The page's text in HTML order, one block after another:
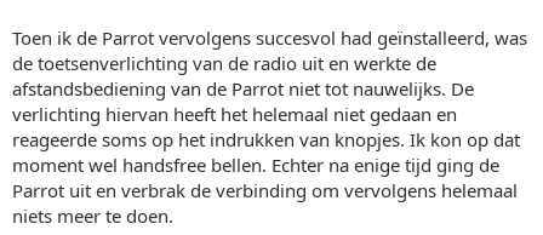
Toen ik de Parrot vervolgens succesvol had geïnstalleerd, was
de toetsenverlichting van de radio uit en werkte de
afstandsbediening van de Parrot niet tot nauwelijks. De
verlichting hiervan heeft het helemaal niet gedaan en
reageerde soms op het indrukken van knopjes. Ik kon op dat
moment wel handsfree bellen. Echter na enige tijd ging de
Parrot uit en verbrak de verbinding om vervolgens helemaal
niets meer te doen.